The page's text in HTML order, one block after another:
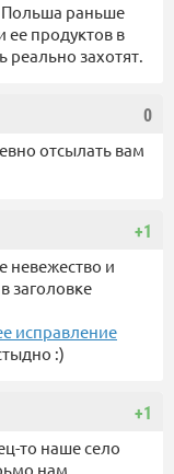
Польша раньше
ее продуктов в
реально захотят.
0
отсылать вам
+1
невежество и
заголовке
исправление
:)
+1
то наше село
нам